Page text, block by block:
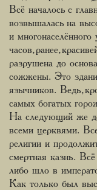
Всё началось с
возвышалась на
и многонаселённого
часов, ранее,
разрушена до
сожжены. Это
язычников. Ведь,
самых богатых
На следующий же
всеми церквями.
религии и
смертная казнь.
либо шло в
Как только был